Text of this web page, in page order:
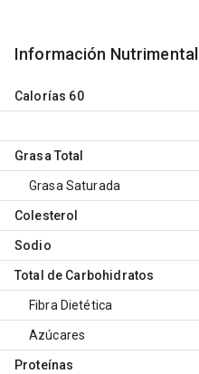
Información Nutrimental
Calorías 60
Grasa Total
Grasa Saturada
Colesterol
Sodio
Total de Carbohidratos
Fibra Dietética
Azúcares
Proteínas